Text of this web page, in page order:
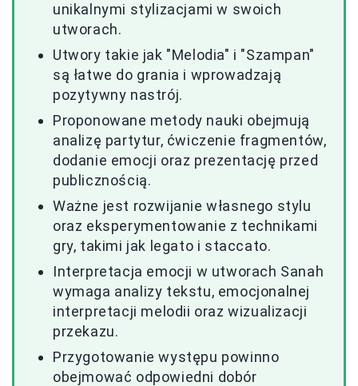
unikalnymi stylizacjami w swoich
utworach.
Utwory takie jak "Melodia" i "Szampan"
są łatwe do grania i wprowadzają
pozytywny nastrój.
Proponowane metody nauki obejmują
analizę partytur, ćwiczenie fragmentów,
dodanie emocji oraz prezentację przed
publicznością.
Ważne jest rozwijanie własnego stylu
oraz eksperymentowanie z technikami
gry, takimi jak legato i staccato.
Interpretacja emocji w utworach Sanah
wymaga analizy tekstu, emocjonalnej
interpretacji melodii oraz wizualizacji
przekazu.
Przygotowanie występu powinno
obejmować odpowiedni dobór